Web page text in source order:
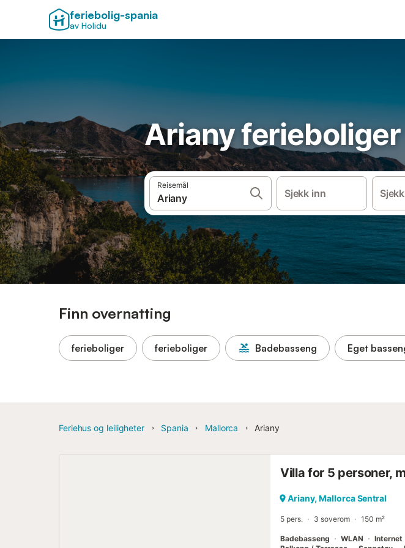
feriebolig-spania
av Holidu
Ariany ferieboliger
Reisemål
Sjekk inn
Finn overnatting
ferieboliger ferieboliger Badebasseng Eget
Feriehus og leiligheter Spania Mallorca Ariany
Villa for 5 personer,
Ariany, Mallorca Sentral
5 pers. 3 soverom 150 m²
Badebasseng WLAN Internet